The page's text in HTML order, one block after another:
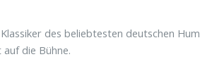
des beliebtesten deutschen
die Bühne.